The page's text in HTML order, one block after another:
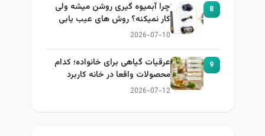
8
چرا آبمیوه گیری روشن میشه ولی
کار نمیکنه؟ روش های عیب یابی
2026-07-10
9
عرقیات گیاهی برای خانواده؛ کدام
محصولات واقعا در خانه کاربرد
دارند؟
2026-07-12